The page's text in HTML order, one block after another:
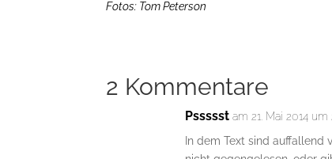
Fotos: Tom Peterson
2 Kommentare
Pssssst am 21. Mai 2014 um
In dem Text sind auffallend